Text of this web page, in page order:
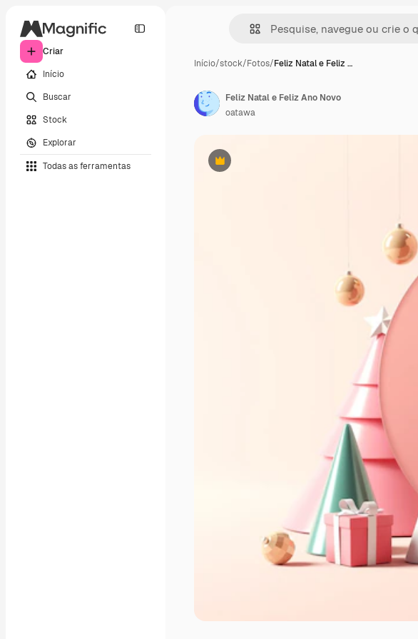
Criar
Início
Buscar
Stock
Explorar
Todas as ferramentas
Início/stock/Fotos/Feliz Natal e Feliz …
Premium
Feliz Natal e Feliz Ano Novo
oatawa